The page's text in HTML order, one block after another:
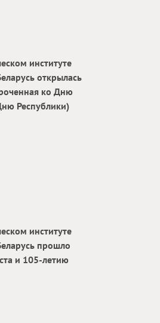
институте
открылась
ко Дню
Республики)
институте
прошло
и 105‑летию